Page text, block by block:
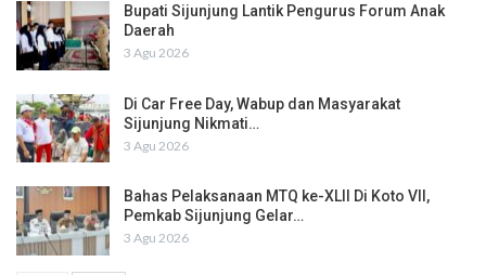
Bupati Sijunjung Lantik Pengurus Forum Anak
Daerah
3 Agu 2026
Di Car Free Day, Wabup dan Masyarakat
Sijunjung Nikmati…
3 Agu 2026
Bahas Pelaksanaan MTQ ke-XLII Di Koto VII,
Pemkab Sijunjung Gelar…
3 Agu 2026